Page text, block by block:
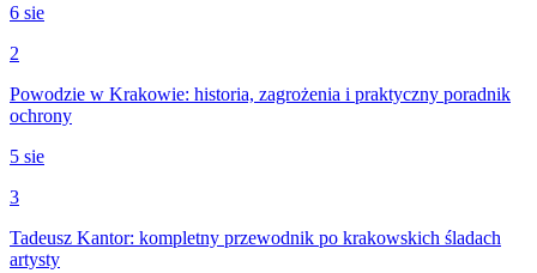
6 sie
2
Powodzie w Krakowie: historia, zagrożenia i praktyczny poradnik
ochrony
5 sie
3
Tadeusz Kantor: kompletny przewodnik po krakowskich śladach
artysty